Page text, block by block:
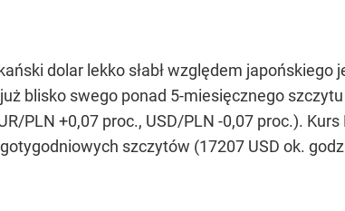
dolar lekko słabł względem japońskiego
blisko swego ponad 5-miesięcznego
PLN +0,07 proc., USD/PLN -0,07 proc.).
szczytów (17207 USD ok.